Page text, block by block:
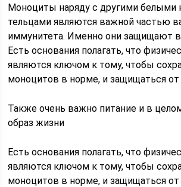
Моноциты наряду с другими белыми
тельцами являются важной частью
иммунитета. Именно они защищают
Есть основания полагать, что
являются ключом к тому, чтобы
моноцитов в норме, и защищаться от
Также очень важно питание и в
образ жизни
Есть основания полагать, что
являются ключом к тому, чтобы
моноцитов в норме, и защищаться от